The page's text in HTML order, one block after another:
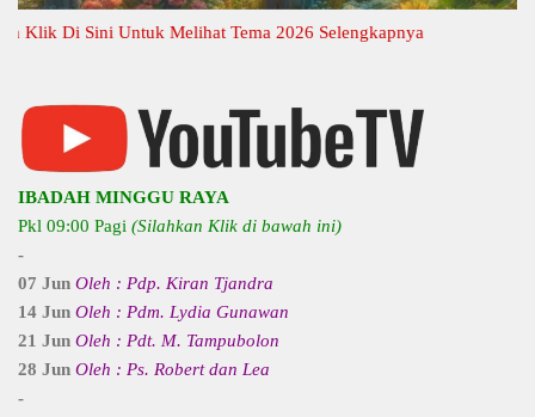
Di Sini Untuk Melihat Tema 2026 Selengkapnya
IBADAH MINGGU RAYA
Pkl 09:00 Pagi (Silahkan Klik di bawah ini)
-
07 Jun Oleh : Pdp. Kiran Tjandra
14 Jun Oleh : Pdm. Lydia Gunawan
21 Jun Oleh : Pdt. M. Tampubolon
28 Jun Oleh : Ps. Robert dan Lea
-